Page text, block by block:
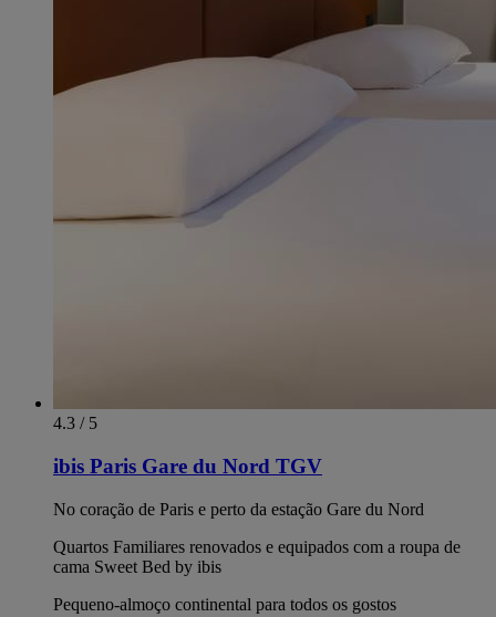
4.3 / 5
ibis Paris Gare du Nord TGV
No coração de Paris e perto da estação Gare du Nord
Quartos Familiares renovados e equipados com a roupa de
cama Sweet Bed by ibis
Pequeno-almoço continental para todos os gostos